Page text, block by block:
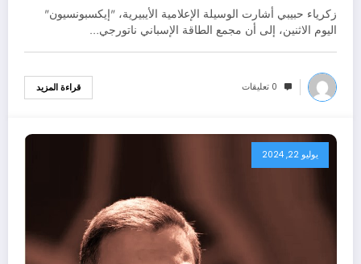
زكرياء حبيبي أشارت الوسيلة الإعلامية الأيبيرية، "إيكسبونسيون"
اليوم الاثنين، إلى أن مجمع الطاقة الإسباني ناتورجي…
0 تعليقات قراءة المزيد
يوليو 22, 2024